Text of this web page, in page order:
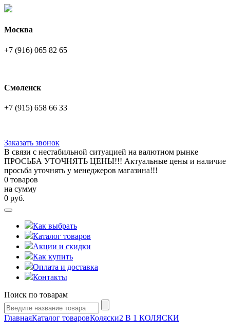
Москва
+7 (916) 065 82 65
Смоленск
+7 (915) 658 66 33
Заказать звонок
В связи с нестабильной ситуацией на валютном рынке
ПРОСЬБА УТОЧНЯТЬ ЦЕНЫ!!! Актуальные цены и наличие
просьба уточнять у менеджеров магазина!!!
0 товаров
на сумму
0 руб.
Как выбрать
Каталог товаров
Акции и скидки
Как купить
Оплата и доставка
Контакты
Поиск по товарам
ГлавнаяКаталог товаровКоляски2 В 1 КОЛЯСКИ